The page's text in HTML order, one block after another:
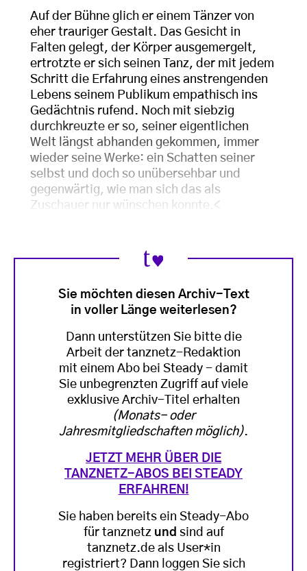
Auf der Bühne glich er einem Tänzer von
eher trauriger Gestalt. Das Gesicht in
Falten gelegt, der Körper ausgemergelt,
ertrotzte er sich seinen Tanz, der mit jedem
Schritt die Erfahrung eines anstrengenden
Lebens seinem Publikum empathisch ins
Gedächtnis rufend. Noch mit siebzig
durchkreuzte er so, seiner eigentlichen
Welt längst abhanden gekommen, immer
wieder seine Werke: ein Schatten seiner
selbst und doch so unübersehbar und
gegenwärtig, wie man sich das als
Zuschauer nur wünschen konnte. <
Sie möchten diesen Archiv-Text
in voller Länge weiterlesen?
Dann unterstützen Sie bitte die
Arbeit der tanznetz-Redaktion
mit einem Abo bei Steady - damit
Sie unbegrenzten Zugriff auf viele
exklusive Archiv-Titel erhalten
(Monats- oder
Jahresmitgliedschaften möglich).
JETZT MEHR ÜBER DIE
TANZNETZ-ABOS BEI STEADY
ERFAHREN!
Sie haben bereits ein Steady-Abo
für tanznetz und sind auf
tanznetz.de als User*in
registriert? Dann loggen Sie sich